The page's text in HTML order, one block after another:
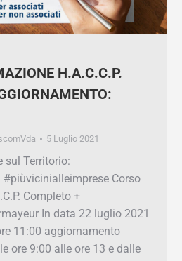
H.A.C.C.P.
5 Luglio 2021
sul Territorio:
Completo +
In data 22 luglio
ore 11:00
(2 ore) dalle ore 9:00